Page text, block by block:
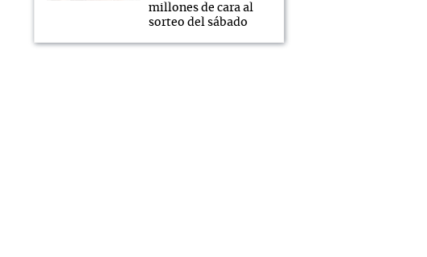
millones de cara al
sorteo del sábado